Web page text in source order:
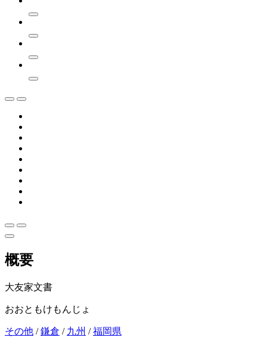
概要
大友家文書
おおともけもんじょ
その他 /鎌倉 / 九州 /福岡県